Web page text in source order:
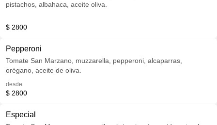
pistachos, albahaca, aceite oliva.
$ 2800
Pepperoni
Tomate San Marzano, muzzarella, pepperoni, alcaparras,
orégano, aceite de oliva.
desde
$ 2800
Especial